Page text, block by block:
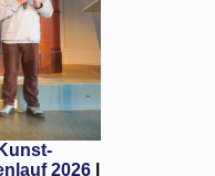
Kunst-
2026|